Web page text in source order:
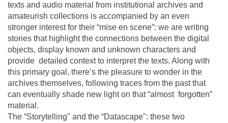
texts and audio material from institutional archives and
amateurish collections is accompanied by an even
stronger interest for their “mise en scene”: we are writing
stories that highlight the connections between the digital
objects, display known and unknown characters and
provide detailed context to interpret the texts. Along with
this primary goal, there’s the pleasure to wonder in the
archives themselves, following traces from the past that
can eventually shade new light on that “almost forgotten”
material.
The “Storytelling" and the “Datascape": these two